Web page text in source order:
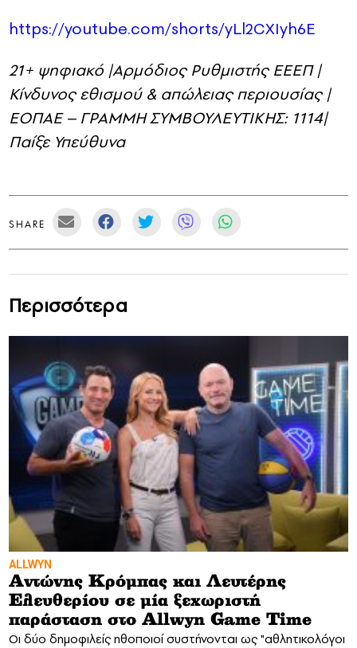
https://youtube.com/shorts/yLl2CXIyh6E
21+ ψηφιακό |Αρμόδιος Ρυθμιστής ΕΕΕΠ |
Κίνδυνος εθισμού & απώλειας περιουσίας |
ΕΟΠΑΕ – ΓΡΑΜΜΗ ΣΥΜΒΟΥΛΕΥΤΙΚΗΣ: 1114|
Παίξε Υπεύθυνα
SHARE
Περισσότερα
ALLWYN
Αντώνης Κρόμπας και Λευτέρης
Ελευθερίου σε μία ξεχωριστή
παράσταση στο Allwyn Game Time
Οι δύο δημοφιλείς ηθοποιοί συστήνονται ως "αθλητικολόγοι